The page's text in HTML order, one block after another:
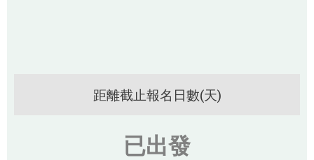
距離截止報名日數(天)
已出發